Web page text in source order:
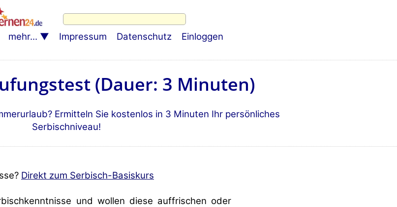
mehr... Impressum Datenschutz Einloggen
(Dauer: 3 Minuten)
Ermitteln Sie kostenlos in 3 Minuten Ihr persönliches
Serbischniveau!
Direkt zum Serbisch-Basiskurs
und wollen diese auffrischen oder